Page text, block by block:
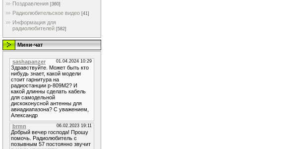
Поздравления [360]
Радиолюбительское видео [41]
Информация для
радиолюбителей [582]
Мини-чат